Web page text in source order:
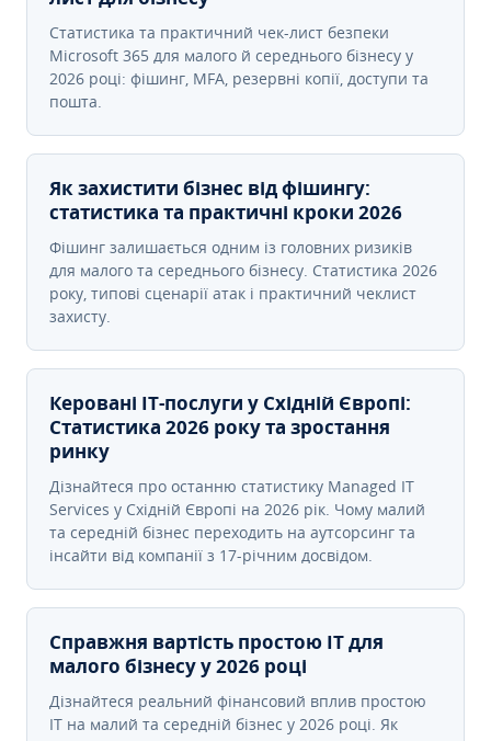
Статистика та практичний чек-лист безпеки
Microsoft 365 для малого й середнього бізнесу у
2026 році: фішинг, MFA, резервні копії, доступи та
пошта.
Як захистити бізнес від фішингу:
статистика та практичні кроки 2026
Фішинг залишається одним із головних ризиків
для малого та середнього бізнесу. Статистика 2026
року, типові сценарії атак і практичний чеклист
захисту.
Керовані ІТ-послуги у Східній Європі:
Статистика 2026 року та зростання
ринку
Дізнайтеся про останню статистику Managed IT
Services у Східній Європі на 2026 рік. Чому малий
та середній бізнес переходить на аутсорсинг та
інсайти від компанії з 17-річним досвідом.
Справжня вартість простою IT для
малого бізнесу у 2026 році
Дізнайтеся реальний фінансовий вплив простою
IT на малий та середній бізнес у 2026 році. Як